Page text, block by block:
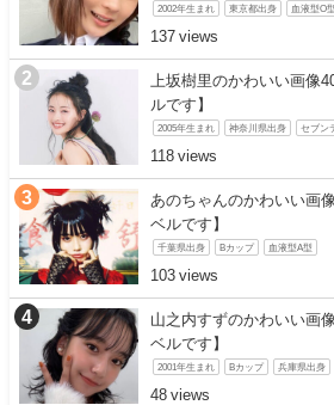
2002年生まれ 東京都出身 血液型O型
137
上坂樹里のかわいい画像
ルです】
2005年生まれ 神奈川県出身 セブン
118
あのちゃんのかわいい画
ベルです】
千葉県出身 Bカップ 血液型A型
103
山之内すずのかわいい画
ベルです】
2001年生まれ Bカップ 兵庫県出身
48